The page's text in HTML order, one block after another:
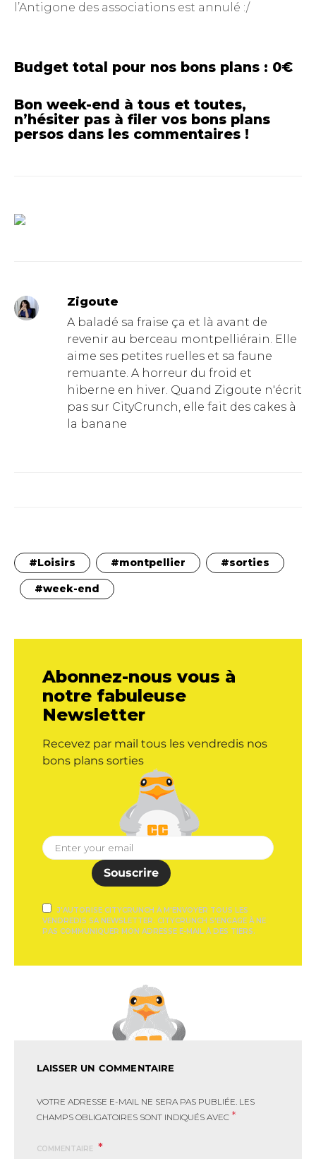
l’Antigone des associations est annulé :/
Budget total pour nos bons plans : 0€
Bon week-end à tous et toutes,
n’hésiter pas à filer vos bons plans
persos dans les commentaires !
Zigoute
A baladé sa fraise ça et là avant de
revenir au berceau montpelliérain. Elle
aime ses petites ruelles et sa faune
remuante. A horreur du froid et
hiberne en hiver. Quand Zigoute n'écrit
pas sur CityCrunch, elle fait des cakes à
la banane
Loisirs montpellier sorties
week-end
Abonnez-nous vous à
notre fabuleuse
Newsletter
Recevez par mail tous les vendredis nos
bons plans sorties
Souscrire
J'AUTORISE CITYCRUNCH À M'ENVOYER TOUS LES
VENDREDIS SA NEWSLETTER. CITYCRUNCH S'ENGAGE À NE
PAS COMMUNIQUER MON ADRESSE E-MAIL À DES TIERS.
LAISSER UN COMMENTAIRE
VOTRE ADRESSE E-MAIL NE SERA PAS PUBLIÉE. LES
CHAMPS OBLIGATOIRES SONT INDIQUÉS AVEC *
COMMENTAIRE